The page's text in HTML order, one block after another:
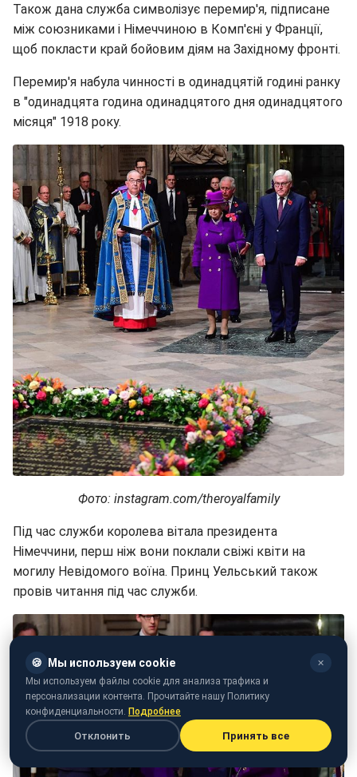
Також дана служба символізує перемир'я, підписане
між союзниками і Німеччиною в Комп'єні у Франції,
щоб покласти край бойовим діям на Західному фронті.
Перемир'я набула чинності в одинадцятій годині ранку
в "одинадцята година одинадцятого дня одинадцятого
місяця" 1918 року.
Фото: instagram.com/theroyalfamily
Під час служби королева вітала президента
Німеччини, перш ніж вони поклали свіжі квіти на
могилу Невідомого воїна. Принц Уельський також
провів читання під час служби.
🍪 Мы используем cookie ✕
Мы используем файлы cookie для анализа трафика и
персонализации контента. Прочитайте нашу Политику
конфиденциальности. Подробнее
Отклонить Принять все